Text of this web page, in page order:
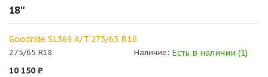
18''
Goodride SL369 A/T 275/65 R18
275/65 R18 Наличие: Есть в наличии (1)
10 150 ₽